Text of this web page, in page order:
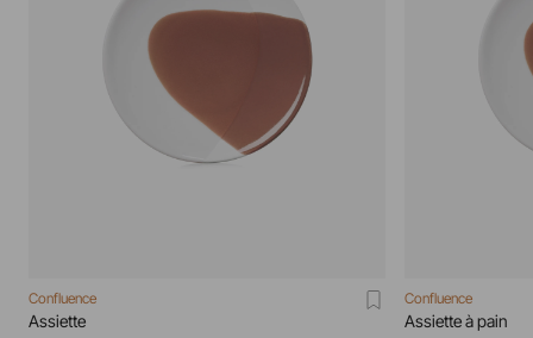
Confluence
Assiette
Confluence
Assiette à pain